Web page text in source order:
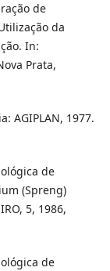
de
da
In:
Prata,
AGIPLAN, 1977.
de
(Spreng)
5, 1986,
de